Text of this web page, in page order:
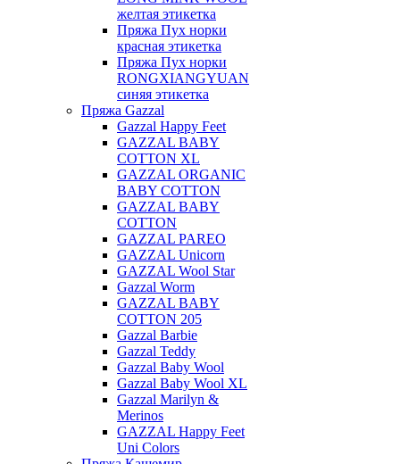
желтая этикетка
Пряжа Пух норки
красная этикетка
Пряжа Пух норки
RONGXIANGYUAN
синяя этикетка
Пряжа Gazzal
Gazzal Happy Feet
GAZZAL BABY
COTTON XL
GAZZAL ORGANIC
BABY COTTON
GAZZAL BABY
COTTON
GAZZAL PAREO
GAZZAL Unicorn
GAZZAL Wool Star
Gazzal Worm
GAZZAL BABY
COTTON 205
Gazzal Barbie
Gazzal Teddy
Gazzal Baby Wool
Gazzal Baby Wool XL
Gazzal Marilyn &
Merinos
GAZZAL Happy Feet
Uni Colors